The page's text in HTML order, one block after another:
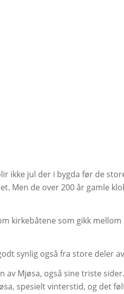
ikke jul der i bygda før de
Men de over 200 år gamle
kirkebåtene som gikk
synlig også fra store deler
Mjøsa, også sine triste sider.
spesielt vinterstid, og det